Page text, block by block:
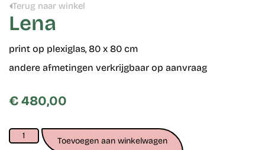
Terug naar winkel
Lena
print op plexiglas, 80 x 80 cm
andere afmetingen verkrijgbaar op aanvraag
€480,00
Toevoegen aan winkelwagen